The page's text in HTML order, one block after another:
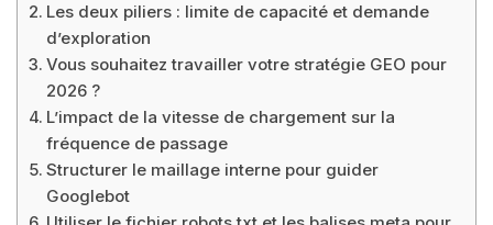
Les deux piliers : limite de capacité et demande
d’exploration
Vous souhaitez travailler votre stratégie GEO pour
2026 ?
L’impact de la vitesse de chargement sur la
fréquence de passage
Structurer le maillage interne pour guider
Googlebot